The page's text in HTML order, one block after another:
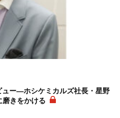
ー―ホシケミカルズ社長・星野
きをかける